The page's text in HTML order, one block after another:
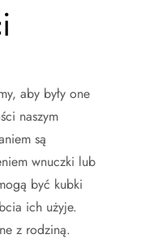
aby były one
naszym
są
wnuczki lub
być kubki
ich użyje.
z rodziną.